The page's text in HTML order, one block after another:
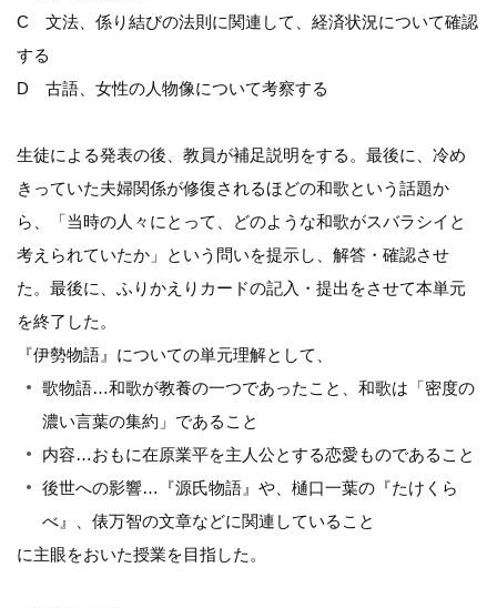
C 文法、係り結びの法則に関連して、経済状況について確認
する
D 古語、女性の人物像について考察する
生徒による発表の後、教員が補足説明をする。最後に、冷め
きっていた夫婦関係が修復されるほどの和歌という話題か
ら、「当時の人々にとって、どのような和歌がスバラシイと
考えられていたか」という問いを提示し、解答・確認させ
た。最後に、ふりかえりカードの記入・提出をさせて本単元
を終了した。
『伊勢物語』についての単元理解として、
歌物語…和歌が教養の一つであったこと、和歌は「密度の
濃い言葉の集約」であること
内容…おもに在原業平を主人公とする恋愛ものであること
後世への影響…『源氏物語』や、樋口一葉の『たけくら
べ』、俵万智の文章などに関連していること
に主眼をおいた授業を目指した。